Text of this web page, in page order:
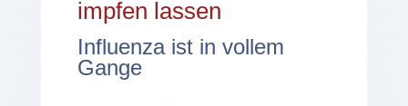
impfen lassen
Influenza ist in vollem
Gange